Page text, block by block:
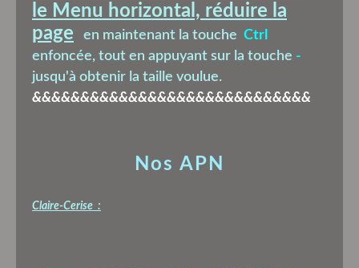
Nos APN
Claire-Cerise :
le Menu horizontal, réduire la
page
en maintenant la touche Ctrl
enfoncée, tout en appuyant sur la touche -
jusqu'à obtenir la taille voulue.
&&&&&&&&&&&&&&&&&&&&&&&&&&&&&